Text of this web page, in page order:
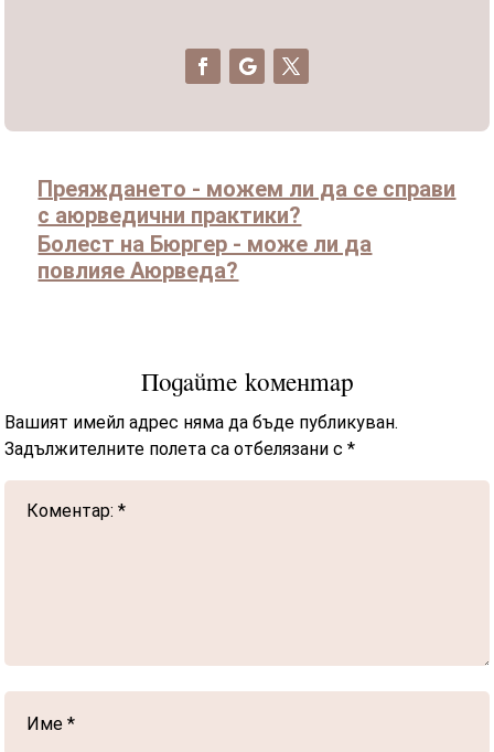
Преяждането - можем ли да се справи
с аюрведични практики?
Болест на Бюргер - може ли да
повлияе Аюрведа?
Подайте коментар
Вашият имейл адрес няма да бъде публикуван.
Задължителните полета са отбелязани с*